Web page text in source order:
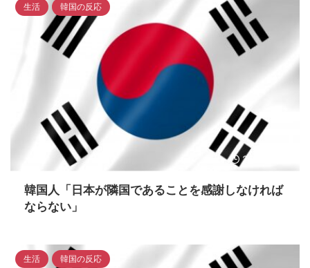
2023/4/15
生活 韓国の反応
韓国人「日本が隣国であることを感謝しなければ
ならない」
生活 韓国の反応